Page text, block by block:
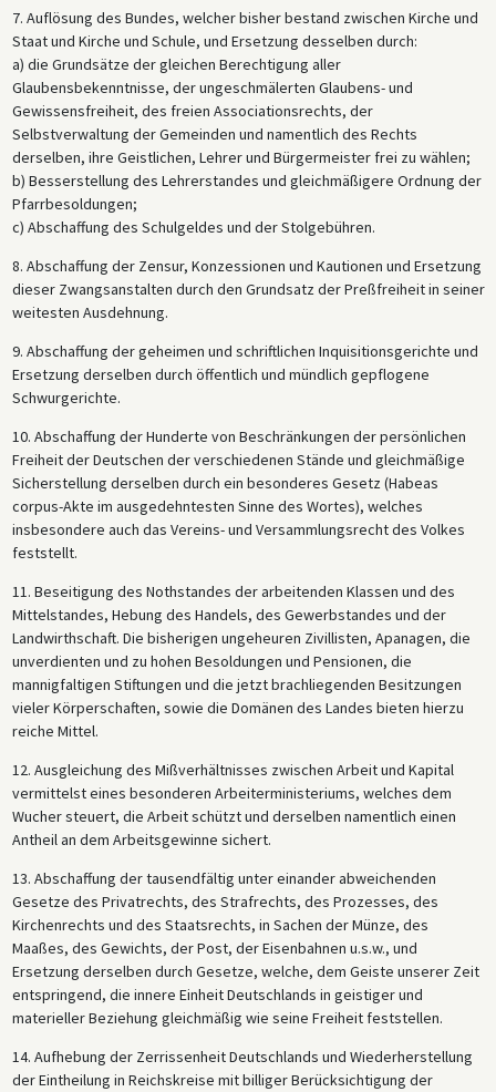
7. Auflösung des Bundes, welcher bisher bestand zwischen Kirche und
Staat und Kirche und Schule, und Ersetzung desselben durch:
a) die Grundsätze der gleichen Berechtigung aller
Glaubensbekenntnisse, der ungeschmälerten Glaubens- und
Gewissensfreiheit, des freien Associationsrechts, der
Selbstverwaltung der Gemeinden und namentlich des Rechts
derselben, ihre Geistlichen, Lehrer und Bürgermeister frei zu wählen;
b) Besserstellung des Lehrerstandes und gleichmäßigere Ordnung der
Pfarrbesoldungen;
c) Abschaffung des Schulgeldes und der Stolgebühren.
8. Abschaffung der Zensur, Konzessionen und Kautionen und Ersetzung
dieser Zwangsanstalten durch den Grundsatz der Preßfreiheit in seiner
weitesten Ausdehnung.
9. Abschaffung der geheimen und schriftlichen Inquisitionsgerichte und
Ersetzung derselben durch öffentlich und mündlich gepflogene
Schwurgerichte.
10. Abschaffung der Hunderte von Beschränkungen der persönlichen
Freiheit der Deutschen der verschiedenen Stände und gleichmäßige
Sicherstellung derselben durch ein besonderes Gesetz (Habeas
corpus-Akte im ausgedehntesten Sinne des Wortes), welches
insbesondere auch das Vereins- und Versammlungsrecht des Volkes
feststellt.
11. Beseitigung des Nothstandes der arbeitenden Klassen und des
Mittelstandes, Hebung des Handels, des Gewerbstandes und der
Landwirthschaft. Die bisherigen ungeheuren Zivillisten, Apanagen, die
unverdienten und zu hohen Besoldungen und Pensionen, die
mannigfaltigen Stiftungen und die jetzt brachliegenden Besitzungen
vieler Körperschaften, sowie die Domänen des Landes bieten hierzu
reiche Mittel.
12. Ausgleichung des Mißverhältnisses zwischen Arbeit und Kapital
vermittelst eines besonderen Arbeiterministeriums, welches dem
Wucher steuert, die Arbeit schützt und derselben namentlich einen
Antheil an dem Arbeitsgewinne sichert.
13. Abschaffung der tausendfältig unter einander abweichenden
Gesetze des Privatrechts, des Strafrechts, des Prozesses, des
Kirchenrechts und des Staatsrechts, in Sachen der Münze, des
Maaßes, des Gewichts, der Post, der Eisenbahnen u.s.w., und
Ersetzung derselben durch Gesetze, welche, dem Geiste unserer Zeit
entspringend, die innere Einheit Deutschlands in geistiger und
materieller Beziehung gleichmäßig wie seine Freiheit feststellen.
14. Aufhebung der Zerrissenheit Deutschlands und Wiederherstellung
der Eintheilung in Reichskreise mit billiger Berücksichtigung der